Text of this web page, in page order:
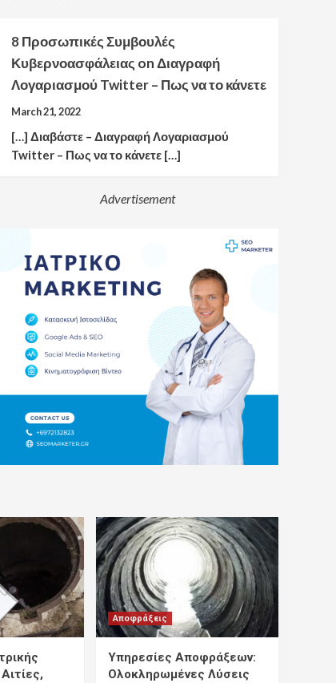
8 Προσωπικές Συμβουλές
Κυβερνοασφάλειας onΔιαγραφή
Λογαριασμού Twitter – Πως να το κάνετε
March 21, 2022
[…] Διαβάστε – Διαγραφή Λογαριασμού
Twitter – Πως να το κάνετε […]
Advertisement
Αποφράξεις
Υπηρεσίες Αποφράξεων:
Ολοκληρωμένες Λύσεις